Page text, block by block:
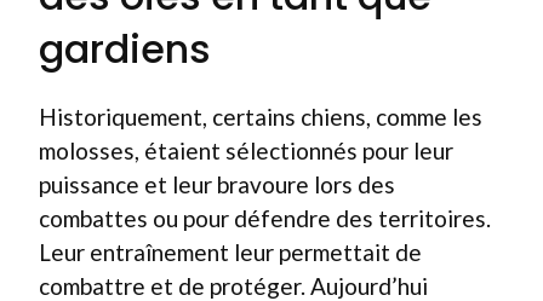
gardiens
Historiquement, certains chiens, comme les
molosses, étaient sélectionnés pour leur
puissance et leur bravoure lors des
combattes ou pour défendre des territoires.
Leur entraînement leur permettait de
combattre et de protéger. Aujourd’hui